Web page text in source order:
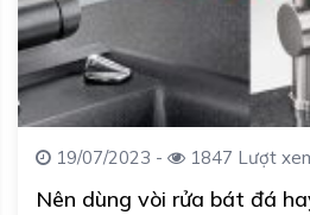
19/07/2023 - 1847 Lượt
Nên dùng vòi rửa bát đá